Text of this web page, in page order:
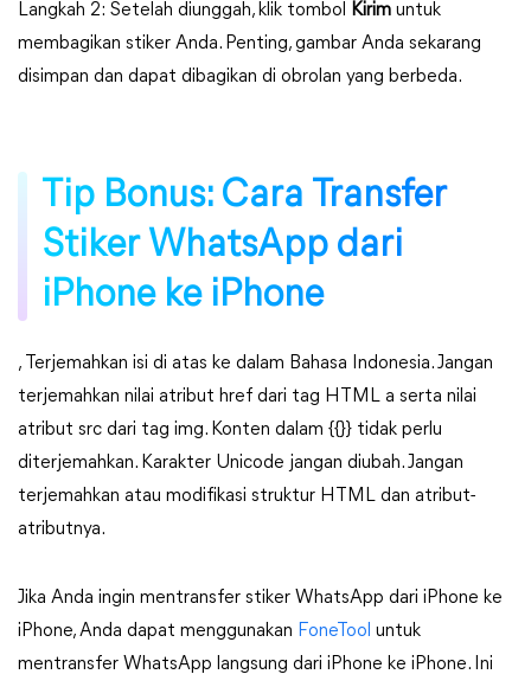
Langkah 2: Setelah diunggah, klik tombol Kirim untuk
membagikan stiker Anda. Penting, gambar Anda sekarang
disimpan dan dapat dibagikan di obrolan yang berbeda.
Tip Bonus: Cara Transfer
Stiker WhatsApp dari
iPhone ke iPhone
, Terjemahkan isi di atas ke dalam Bahasa Indonesia. Jangan
terjemahkan nilai atribut href dari tag HTML a serta nilai
atribut src dari tag img. Konten dalam {{}} tidak perlu
diterjemahkan. Karakter Unicode jangan diubah. Jangan
terjemahkan atau modifikasi struktur HTML dan atribut-
atributnya.
Jika Anda ingin mentransfer stiker WhatsApp dari iPhone ke
iPhone, Anda dapat menggunakan FoneTool untuk
mentransfer WhatsApp langsung dari iPhone ke iPhone. Ini